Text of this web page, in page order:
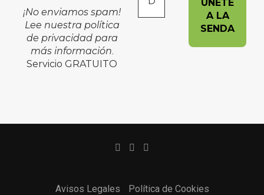
¡No enviamos spam!
Lee nuestra política
de privacidadpara
más información.
Servicio GRATUITO
Avisos Legales Política de Cookies